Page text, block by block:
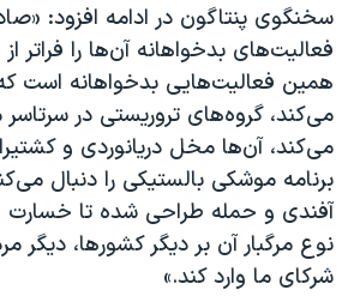
سخنگوی پنتاگون در ادامه افزود:
فعالیت‌های بدخواهانه آن‌ها را فراتر
همین فعالیت‌هایی بدخواهانه است
می‌کند، گروه‌های تروریستی در
می‌کند، آن‌ها مخل دریانوردی و
برنامه موشکی بالستیکی را دنبال
آفندی و حمله طراحی شده تا
نوع مرگبار آن بر دیگر کشورها، دیگر
شرکای ما وارد کند.»